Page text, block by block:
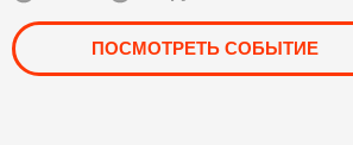
ПОСМОТРЕТЬ СОБЫТИЕ